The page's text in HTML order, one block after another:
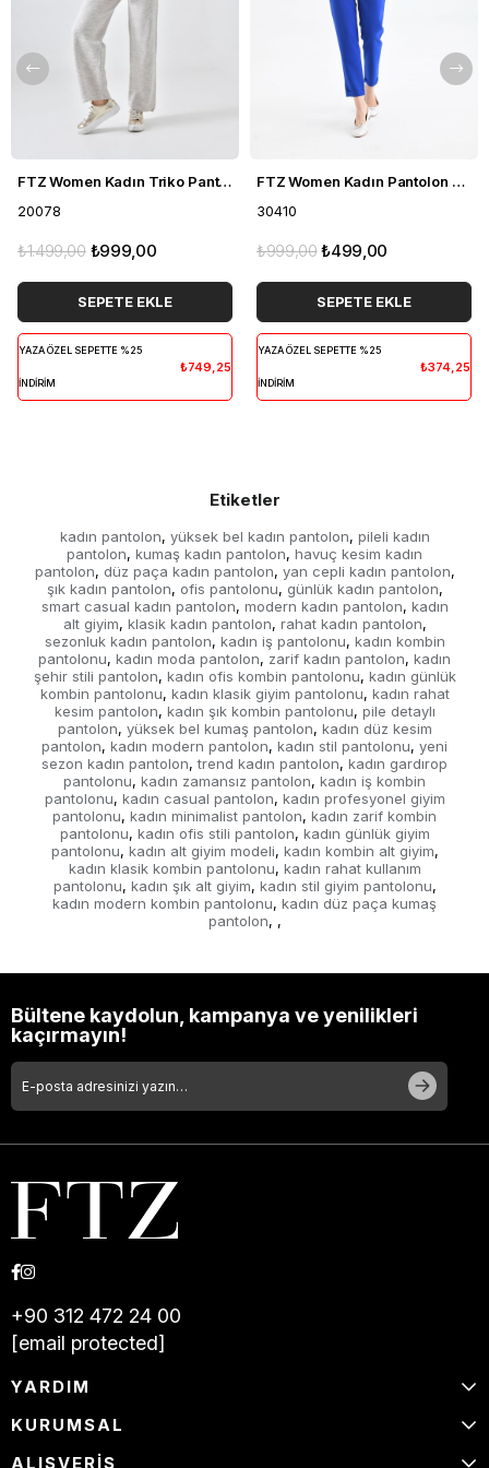
FTZ Women Kadın Triko Pantolon Taş 20078
20078
₺999,00
₺1.499,00
SEPETE EKLE
YAZA ÖZEL SEPETTE %25
İNDİRİM
₺749,25
FTZ Women Kadın Pantolon Saks Mavi 30410
30410
₺499,00
₺999,00
SEPETE EKLE
YAZA ÖZEL SEPETTE %25
İNDİRİM
₺374,25
Etiketler
kadın pantolon, yüksek bel kadın pantolon, pileli kadın
pantolon, kumaş kadın pantolon, havuç kesim kadın
pantolon, düz paça kadın pantolon, yan cepli kadın pantolon,
şık kadın pantolon, ofis pantolonu, günlük kadın pantolon,
smart casual kadın pantolon, modern kadın pantolon, kadın
alt giyim, klasik kadın pantolon, rahat kadın pantolon,
sezonluk kadın pantolon, kadın iş pantolonu, kadın kombin
pantolonu, kadın moda pantolon, zarif kadın pantolon, kadın
şehir stili pantolon, kadın ofis kombin pantolonu, kadın günlük
kombin pantolonu, kadın klasik giyim pantolonu, kadın rahat
kesim pantolon, kadın şık kombin pantolonu, pile detaylı
pantolon, yüksek bel kumaş pantolon, kadın düz kesim
pantolon, kadın modern pantolon, kadın stil pantolonu, yeni
sezon kadın pantolon, trend kadın pantolon, kadın gardırop
pantolonu, kadın zamansız pantolon, kadın iş kombin
pantolonu, kadın casual pantolon, kadın profesyonel giyim
pantolonu, kadın minimalist pantolon, kadın zarif kombin
pantolonu, kadın ofis stili pantolon, kadın günlük giyim
pantolonu, kadın alt giyim modeli, kadın kombin alt giyim,
kadın klasik kombin pantolonu, kadın rahat kullanım
pantolonu, kadın şık alt giyim, kadın stil giyim pantolonu,
kadın modern kombin pantolonu, kadın düz paça kumaş
pantolon, ,
Bültene kaydolun, kampanya ve yenilikleri
kaçırmayın!
+90 312 472 24 00
[email protected]
YARDIM
KURUMSAL
ALIŞVERİŞ